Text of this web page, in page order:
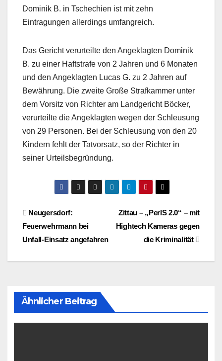
Dominik B. in Tschechien ist mit zehn
Eintragungen allerdings umfangreich.
Das Gericht verurteilte den Angeklagten Dominik
B. zu einer Haftstrafe von 2 Jahren und 6 Monaten
und den Angeklagten Lucas G. zu 2 Jahren auf
Bewährung. Die zweite Große Strafkammer unter
dem Vorsitz von Richter am Landgericht Böcker,
verurteilte die Angeklagten wegen der Schleusung
von 29 Personen. Bei der Schleusung von den 20
Kindern fehlt der Tatvorsatz, so der Richter in
seiner Urteilsbegründung.
Beitragsnavigation
Zittau – „PerIS 2.0“ – mit
Hightech Kameras gegen
die Kriminalität
Neugersdorf:
Feuerwehrmann bei
Unfall-Einsatz angefahren
Ähnlicher Beitrag